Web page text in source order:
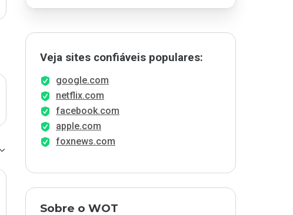
Veja sites confiáveis populares:
google.com
netflix.com
facebook.com
apple.com
foxnews.com
Sobre o WOT